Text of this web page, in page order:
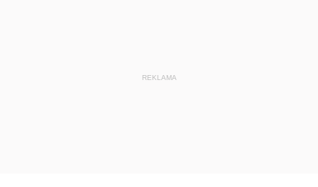
REKLAMA